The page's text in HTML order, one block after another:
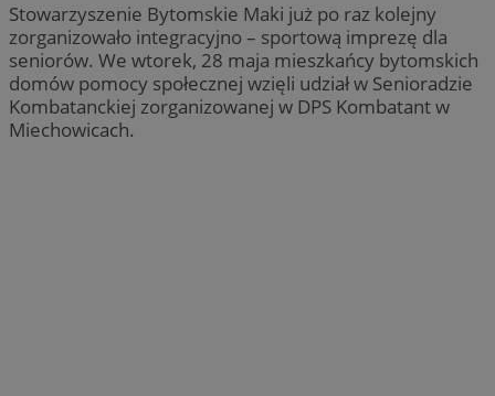
Stowarzyszenie Bytomskie Maki już po raz kolejny
zorganizowało integracyjno – sportową imprezę dla
seniorów. We wtorek, 28 maja mieszkańcy bytomskich
domów pomocy społecznej wzięli udział w Senioradzie
Kombatanckiej zorganizowanej w DPS Kombatant w
Miechowicach.